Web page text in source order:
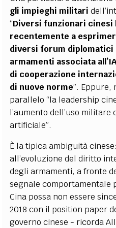
gli impieghi militari
“Diversi funzionari cinesi
recentemente a
diversi forum diplomatici
armamenti associata
di cooperazione
di nuove norme”. Eppure,
parallelo “la leadership
l’aumento dell’uso militare
artificiale”.
È la tipica ambiguità
all’evoluzione del diritto
degli armamenti, a fronte
segnale comportamentale
Cina possa non essere
2018 con il position paper
governo cinese - ricorda